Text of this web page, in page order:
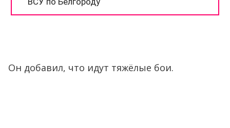
Он добавил, что идут тяжёлые бои.